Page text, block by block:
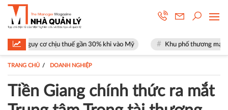
chịu thuế gần 30% khi vào Mỹ Khu phố thương mại SOHO tại The
TRANG CHỦ DOANH NGHIỆP
Tiền Giang chính thức ra mắt